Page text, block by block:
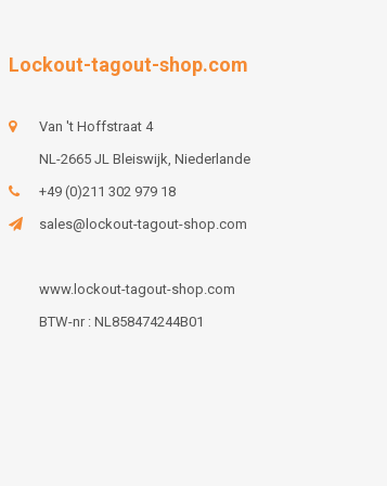
Lockout-tagout-shop.com
Van 't Hoffstraat 4
NL-2665 JL Bleiswijk, Niederlande
+49 (0)211 302 979 18
sales@lockout-tagout-shop.com
www.lockout-tagout-shop.com
BTW-nr : NL858474244B01